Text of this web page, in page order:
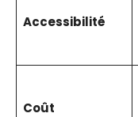
Accessibilité
Coût